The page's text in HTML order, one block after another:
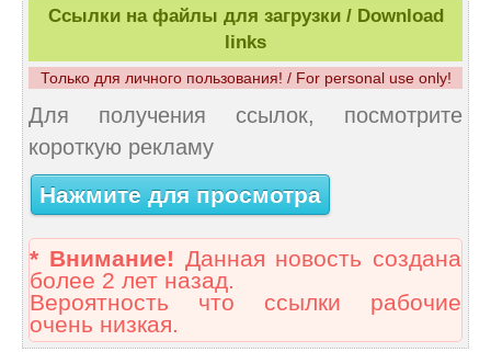
Ссылки на файлы для загрузки / Download
links
Только для личного пользования! / For personal use only!
Для получения ссылок, посмотрите
короткую рекламу
Нажмите для просмотра
* Внимание! Данная новость создана
более 2 лет назад.
Вероятность что ссылки рабочие
очень низкая.